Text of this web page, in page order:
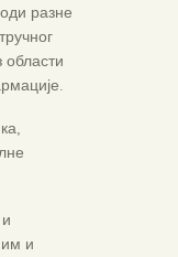
разне
и